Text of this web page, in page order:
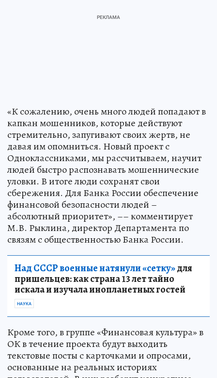
«К сожалению, очень много людей попадают в
капкан мошенников, которые действуют
стремительно, запугивают своих жертв, не
давая им опомниться. Новый проект c
Одноклассниками, мы рассчитываем, научит
людей быстро распознавать мошеннические
уловки. В итоге люди сохранят свои
сбережения. Для Банка России обеспечение
финансовой безопасности людей –
абсолютный приоритет», –– комментирует
М.В. Рыклина, директор Департамента по
связям с общественностью Банка России.
Над СССР военные натянули «сетку»для
пришельцев: как страна 13 лет тайно
искала и изучала инопланетных гостей
НАУКА
Кроме того, в группе «Финансовая культура» в
ОК в течение проекта будут выходить
текстовые посты с карточками и опросами,
основанные на реальных историях